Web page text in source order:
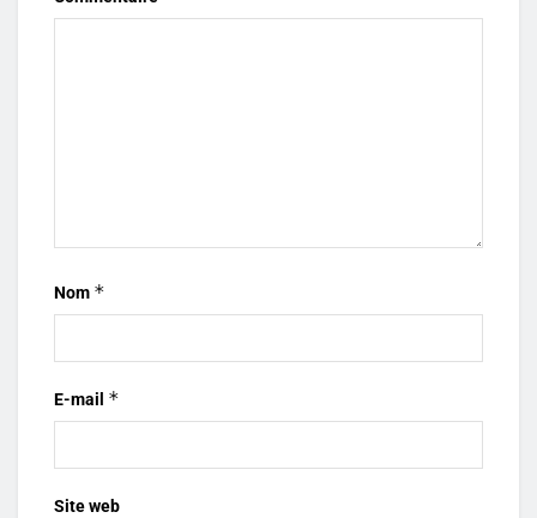
Nom *
E-mail *
Site web